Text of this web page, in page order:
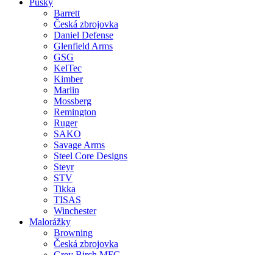
Pušky
Barrett
Česká zbrojovka
Daniel Defense
Glenfield Arms
GSG
KelTec
Kimber
Marlin
Mossberg
Remington
Ruger
SAKO
Savage Arms
Steel Core Designs
Steyr
STV
Tikka
TISAS
Winchester
Malorážky
Browning
Česká zbrojovka